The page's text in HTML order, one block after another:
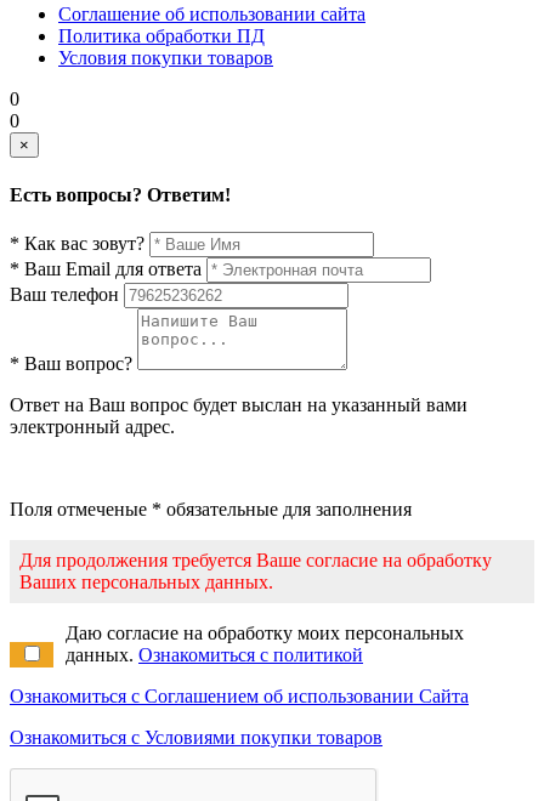
Соглашение об использовании сайта
Политика обработки ПД
Условия покупки товаров
0
0
×
Есть вопросы? Ответим!
* Как вас зовут?
* Ваш Email для ответа
Ваш телефон
* Ваш вопрос?
Ответ на Ваш вопрос будет выслан на указанный вами
электронный адрес.
Поля отмеченые * обязательные для заполнения
Для продолжения требуется Ваше согласие на обработку
Ваших персональных данных.
Даю согласие на обработку моих персональных
данных. Ознакомиться с политикой
Ознакомиться с Соглашением об использовании Сайта
Ознакомиться с Условиями покупки товаров